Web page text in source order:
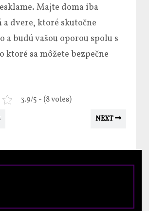
Majte doma iba
a dvere, ktoré skutočne
a budú vašou oporou spolu s
ktoré sa môžete bezpečne
3.9/5 - (8 votes)
NEXT